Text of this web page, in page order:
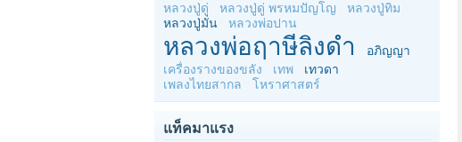
หลวงปู่ดู่
หลวงปู่ดู่ พรหมปัญโญ
หลวงปู่ทิม
หลวงปู่มั่น
หลวงพ่อปาน
หลวงพ่อฤาษีลิงดำ
อภิญญา
เครื่องรางของขลัง
เทพ
เทวดา
เพลงไทยสากล
โหราศาสตร์
แท็คมาแรง